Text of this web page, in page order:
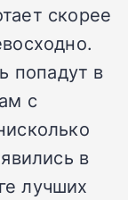
скорее
попадут в
с
в
лучших